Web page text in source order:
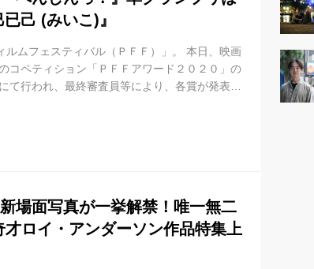
己 (みいこ)』
ムフェスティバル（ＰＦＦ）」。 本日、映画
コペティション「ＰＦＦアワード２０２０」の
行われ、最終審査員等により、各賞が発表さ
最終審査員： 大森立嗣（映画監督・俳優）、齊
デューサー）、平松 麻（画家）、古厩智之
場面写真が一挙解禁！唯一無二
ロイ・アンダーソン作品特集上